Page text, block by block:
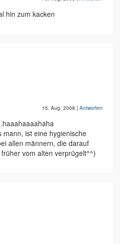
hin zum kacken
15. Aug. 2008 | Antworten
mann, ist eine hygienische
allen männern, die darauf
vom alten verprügelt^^)